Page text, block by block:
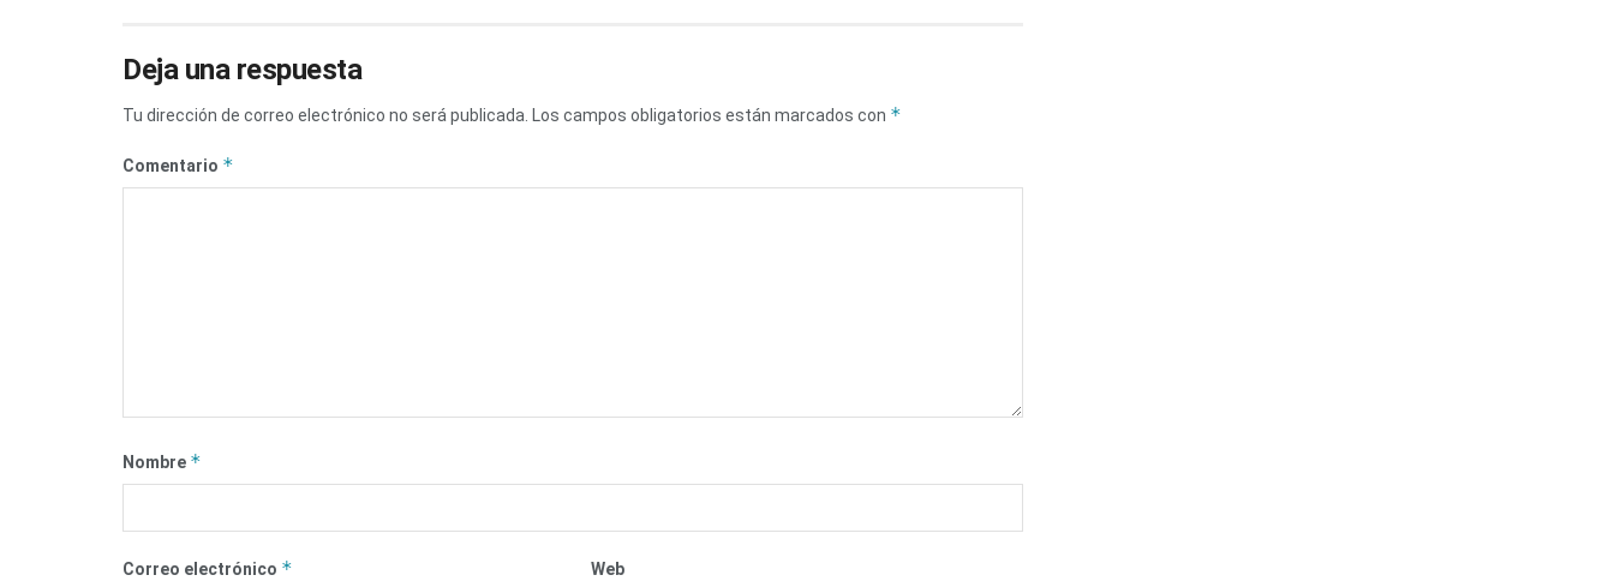
Deja una respuesta
Tu dirección de correo electrónico no será publicada. Los campos obligatorios están marcados con *
Comentario *
Nombre *
Correo electrónico * Web